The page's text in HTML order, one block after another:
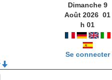
Dimanche 9
Août 2026 01
h01
Se connecter